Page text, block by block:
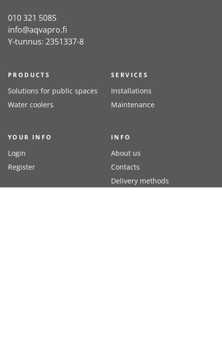
010 321 5085
info@aqvapro.fi
Y-tunnus: 2351337-8
PRODUCTS
Solutions for public spaces
Water coolers
SERVICES
Installations
Maintenance
YOUR INFO
Login
Register
INFO
About us
Contacts
Delivery methods